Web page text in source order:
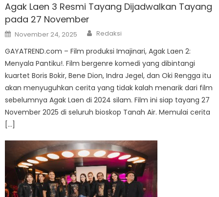
Agak Laen 3 Resmi Tayang Dijadwalkan Tayang
pada 27 November
Posted
on
November 24, 2025 Author
Redaksi
GAYATREND.com – Film produksi Imajinari, Agak Laen 2:
Menyala Pantiku!. Film bergenre komedi yang dibintangi
kuartet Boris Bokir, Bene Dion, Indra Jegel, dan Oki Rengga itu
akan menyuguhkan cerita yang tidak kalah menarik dari film
sebelumnya Agak Laen di 2024 silam. Film ini siap tayang 27
November 2025 di seluruh bioskop Tanah Air. Memulai cerita
[…]